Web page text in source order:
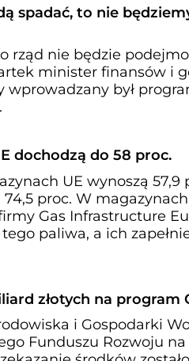
spadać, to nie
rząd nie będzie
minister finansów i
wprowadzany był
dochodzą do 58 proc.
UE wynoszą 57,9
proc. W
Gas Infrastructure
paliwa, a ich
złotych na program
i Gospodarki
Funduszu Rozwoju